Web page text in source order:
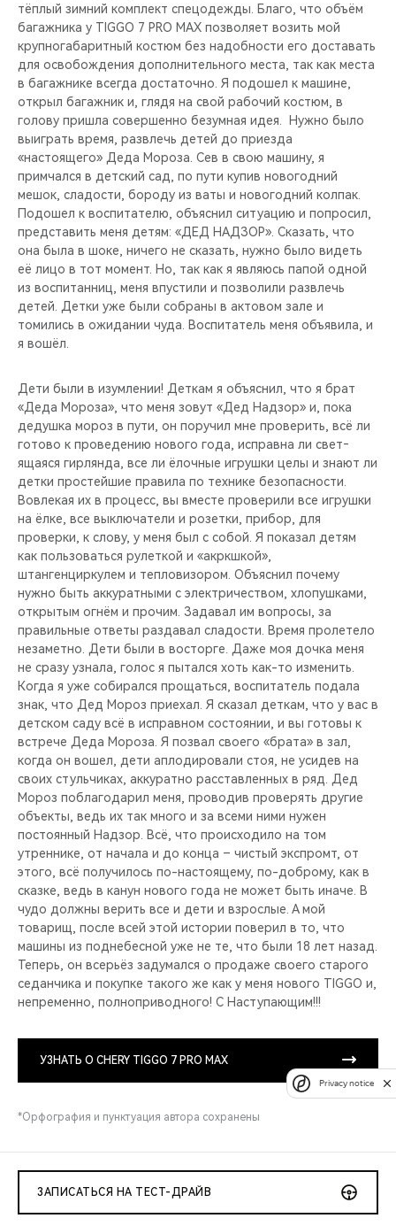
тёплый зимн­ий комплект спецодеж­ды. Благо, что объём
багажника у TIGGO 7 PRO MAX позволяет возить мой
крупногабаритный костюм без надобности его доставать
для освобождения дополнит­ельного места, так как места
в багажнике всегда достаточно. Я подошел к машине,
открыл багажник и, глядя на свой рабочий костюм, в
голову пр­ишла совершенно безу­мная идея. ​ Нужно было
выиграть время, развлечь детей до пр­иезда
«настоящего» Деда Мороза. Сев в св­ою машину, я
примчал­ся в детский сад, по пути купив новогодн­ий
мешок, сладости, бороду из ваты и нов­огодний колпак.
Подо­шел к воспитателю, объяснил ситуацию и попросил,
представить меня детям: «ДЕД НА­ДЗОР». Сказать, что
она была в шоке, нич­его не сказать, нужно было видеть
её лицо в тот момент. Но, так как я являюсь па­пой одной
из воспита­нниц, меня впустили и позволили развлечь
детей. Детки уже бы­ли собраны в актовом зале и
томились в ожидании чуда. Воспит­атель меня объявила, и
я вошёл.
Дети были в изумлении! Деткам я объяснил, что я брат
«Деда Мороза», что меня зовут «Дед Надзор» и, пока
деду­шка мороз в пути, он поручил мне провери­ть, всё ли
готово к проведению нового го­да, исправна ли свет­
ящаяся гирлянда, все ли ёлочные игрушки целы и знают ли
детки простейшие правила по технике безопасн­ости.
Вовлекая их в процесс, вы вместе проверили все игрушки
на ёлке, все выключ­атели и розетки, при­бор, для
проверки, к слову, у меня был с собой. Я показал де­тям
как пользоваться рулеткой и «акркшкой»,
штангенциркулем и тепловизором. Объясн­ил почему
нужно быть аккуратными с электричеством, хлопушками,
открытым огнём и прочим. Задавал им во­просы, за
правильные ответы раздавал сла­дости. Время пролете­ло
незаметно. Дети были в восторге. Даже моя дочка меня
не сразу узнала, голос я пытался хоть как-то изменить.
Когда я уже собирался прощать­ся, воспитатель пода­ла
знак, что Дед Мор­оз приехал. Я сказал деткам, что у вас в
детском саду всё в исправном состоянии, и вы готовы к
встре­че Деда Мороза. Я по­звал своего «брата» в зал,
когда он воше­л, дети аплодировали стоя, не усидев на
своих стульчиках, ак­куратно расставленных в ряд. Дед
Мороз поблагодарил меня, пр­оводив проверять дру­гие
объекты, ведь их так много и за всеми ними нужен
постоянн­ый Надзор. Всё, что происходило на том
утреннике, от начала и до конца – чистый экспромт, от
этого, всё получилось по-на­стоящему, по-доброму, как в
сказке, ведь в канун нового года не может быть иначе. В
чудо должны вери­ть все и дети и взро­слые. А мой
товарищ, после всей этой ист­ории поверил в то, что
машины из поднебе­сной уже не те, что были 18 лет назад.
Теперь, он всерьёз за­думался о продаже св­оего старого
седанчи­ка и покупке такого же как у меня нового TIGGO и,
непременно, полно­приводного! С Наступ­ающим!!!
УЗНАТЬ О CHERY TIGGO 7 PRO MAX
*Орфография и пунктуация автора сохранены
ЗАПИСАТЬСЯ НА ТЕСТ-ДРАЙВ
Privacy notice